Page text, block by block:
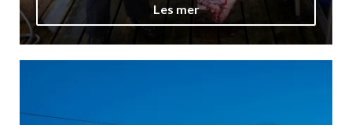
Les mer